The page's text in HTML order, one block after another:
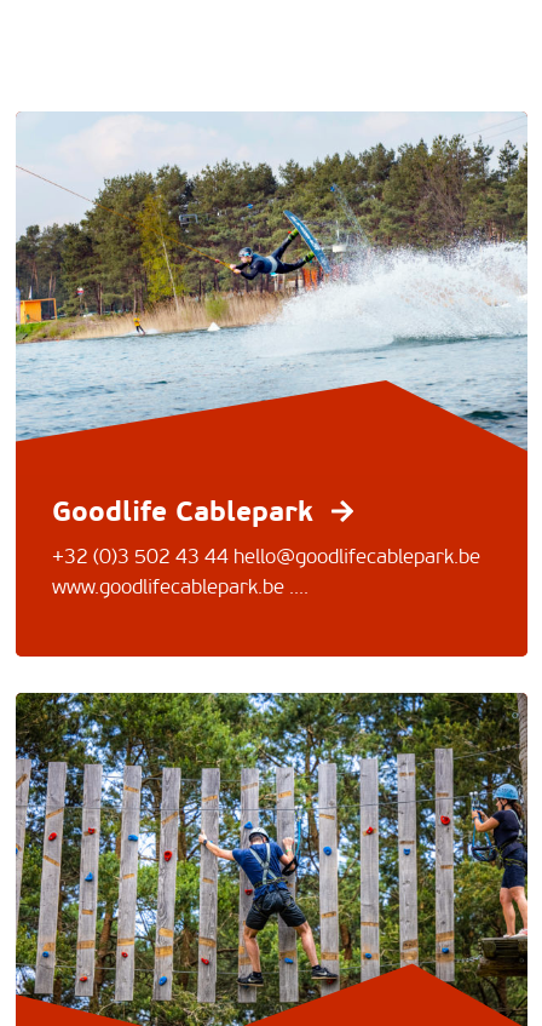
Goodlife Cablepark
+32 (0)3 502 43 44 hello@goodlifecablepark.be
www.goodlifecablepark.be ....